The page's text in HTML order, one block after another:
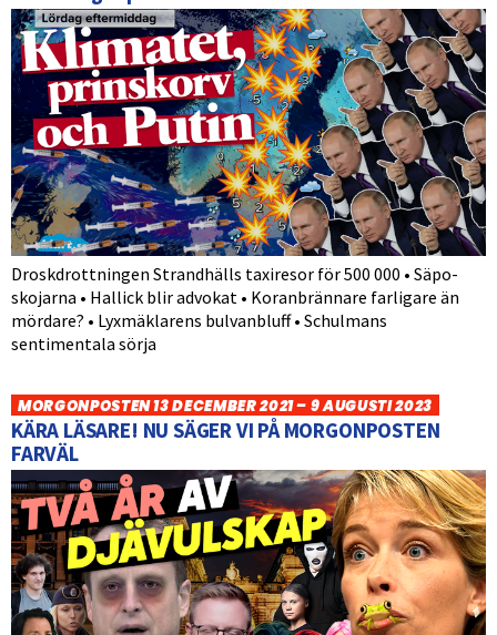
Droskdrottningen Strandhälls taxiresor för 500 000 • Säpo-
skojarna • Hallick blir advokat • Koranbrännare farligare än
mördare? • Lyxmäklarens bulvanbluff • Schulmans
sentimentala sörja
MORGONPOSTEN 13 DECEMBER 2021 – 9 AUGUSTI 2023
KÄRA LÄSARE! NU SÄGER VI PÅ MORGONPOSTEN
FARVÄL